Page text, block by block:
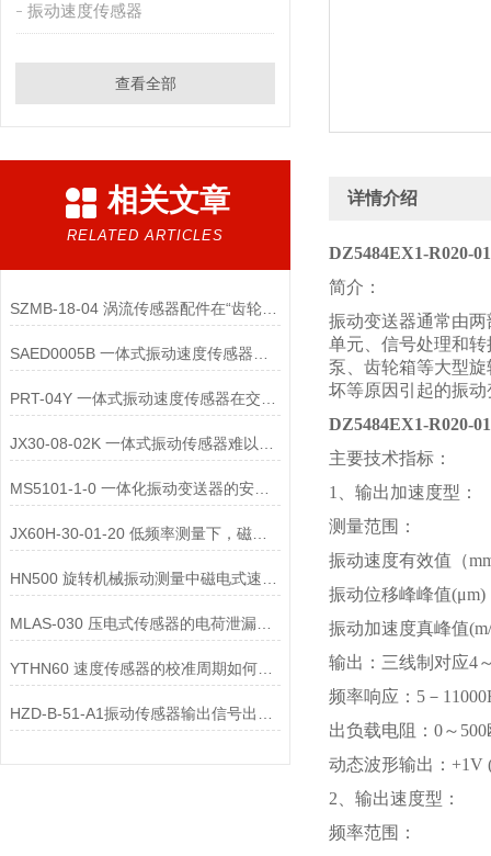
振动速度传感器
查看全部
相关文章
RELATED ARTICLES
SZMB-18-04 涡流传感器配件在“齿轮箱与低速重载机械”监测中的应用
MS5101-1-0 一体化振动变送器的安装位置选择对测量精度的影响有哪些？
JX60H-30-01-20 低频率测量下，磁电式一体化振动变送器的选型注意事项？
MLAS-030 压电式传感器的电荷泄漏机制是什么？
YTHN60 速度传感器的校准周期如何确定？
详情介绍
DZ5484EX1-R020-
简介：
振动变送器通常由
单元、信号处理和
泵、齿轮箱等大型
坏等原因引起的振
DZ5484EX1-R020-
主要技术指标：
1、输出加速度型：
测量范围：
振动速度有效值（
振动位移峰峰值(μm)
振动加速度真峰值
输出：三线制对应4
频率响应：5－
出负载电阻：0～500
动态波形输出：+1V
2、输出速度型：
频率范围：